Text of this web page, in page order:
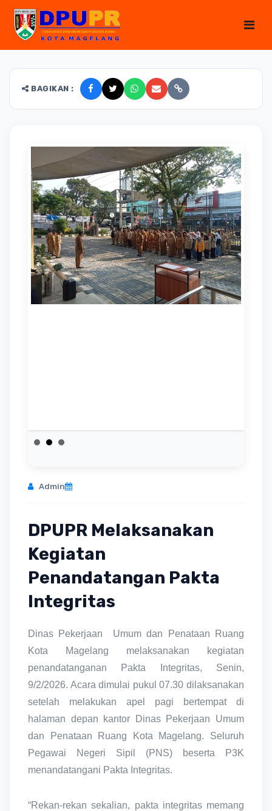
BAGIKAN :
Admin
DPUPR Melaksanakan
Kegiatan
Penandatangan Pakta
Integritas
Dinas Pekerjaan Umum dan Penataan Ruang
Kota Magelang melaksanakan kegiatan
penandatanganan Pakta Integritas, Senin,
9/2/2026. Acara dimulai pukul 07.30 dilaksanakan
setelah melakukan apel pagi bertempat di
halaman depan kantor Dinas Pekerjaan Umum
dan Penataan Ruang Kota Magelang. Seluruh
Pegawai Negeri Sipil (PNS) beserta P3K
menandatangani Pakta Integritas.
“Rekan-rekan sekalian, pakta integritas memang